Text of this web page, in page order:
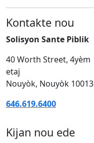
Kontakte nou
Solisyon Sante Piblik
40 Worth Street, 4yèm
etaj
Nouyòk, Nouyòk 10013
646.619.6400
Kijan nou ede